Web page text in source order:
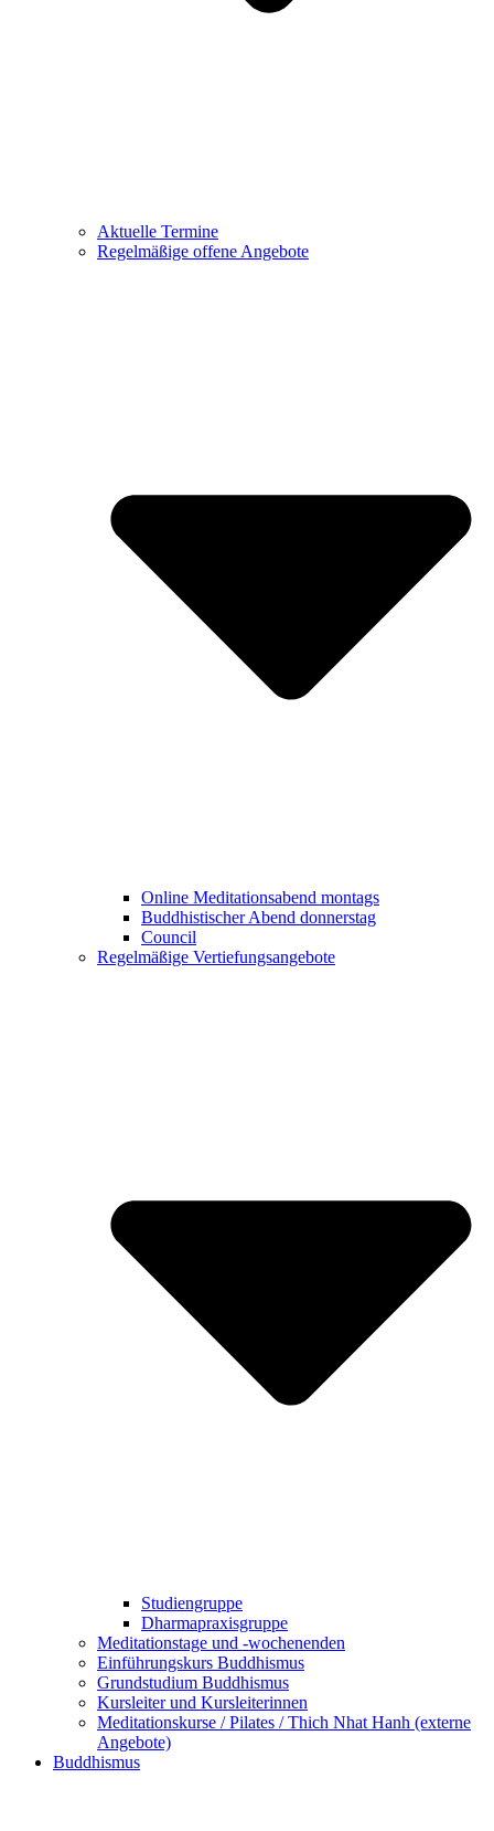
Aktuelle Termine
Regelmäßige offene Angebote
Online Meditationsabend montags
Buddhistischer Abend donnerstag
Council
Regelmäßige Vertiefungsangebote
Studiengruppe
Dharmapraxisgruppe
Meditationstage und -wochenenden
Einführungskurs Buddhismus
Grundstudium Buddhismus
Kursleiter und Kursleiterinnen
Meditationskurse / Pilates / Thich Nhat Hanh (externe
Angebote)
Buddhismus